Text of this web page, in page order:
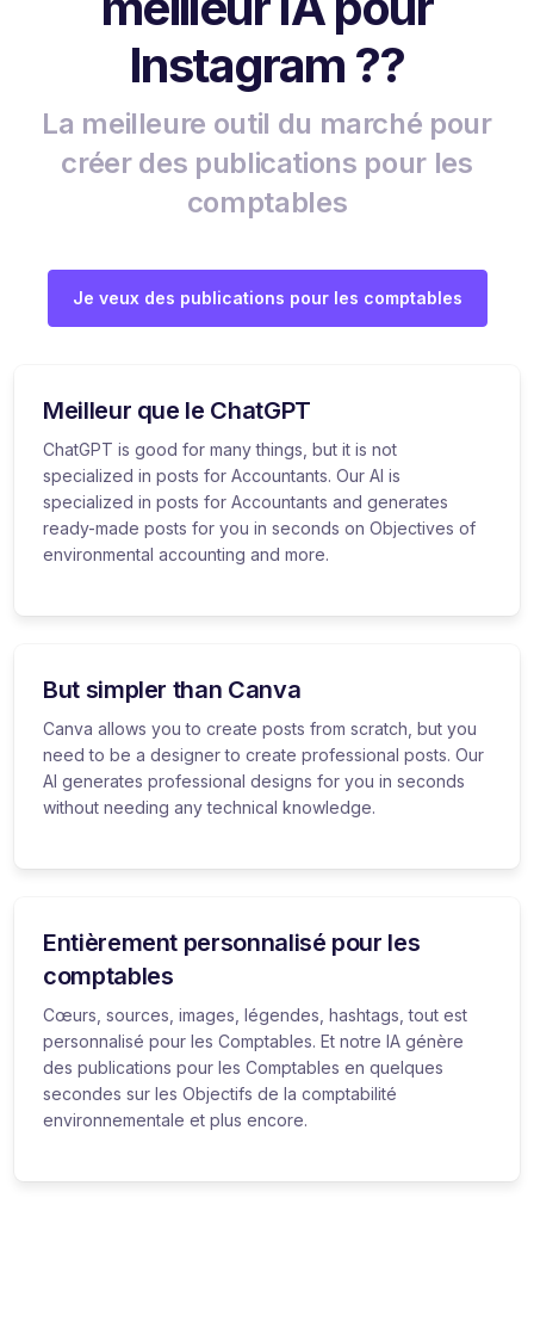
Instagram ??
La meilleure outil du marché pour
créer des publications pour les
comptables
Je veux des publications pour les comptables
Meilleur que le ChatGPT
ChatGPT is good for many things, but it is not
specialized in posts for Accountants. Our AI is
specialized in posts for Accountants and generates
ready-made posts for you in seconds on Objectives of
environmental accounting and more.
But simpler than Canva
Canva allows you to create posts from scratch, but you
need to be a designer to create professional posts. Our
AI generates professional designs for you in seconds
without needing any technical knowledge.
Entièrement personnalisé pour les
comptables
Cœurs, sources, images, légendes, hashtags, tout est
personnalisé pour les Comptables. Et notre IA génère
des publications pour les Comptables en quelques
secondes sur les Objectifs de la comptabilité
environnementale et plus encore.